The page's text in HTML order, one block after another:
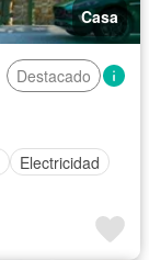
Casa
Destacado
Electricidad